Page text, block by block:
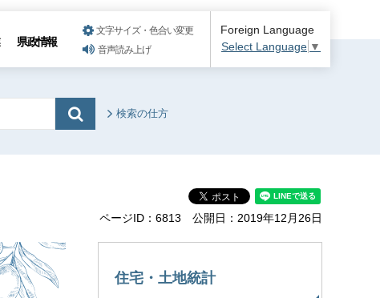
県政情報
文字サイズ・色合い変更
音声読み上げ
Foreign Language
Select Language ▼
検索の仕方
ページID：6813 公開日：2019年12月26日
住宅・土地統計